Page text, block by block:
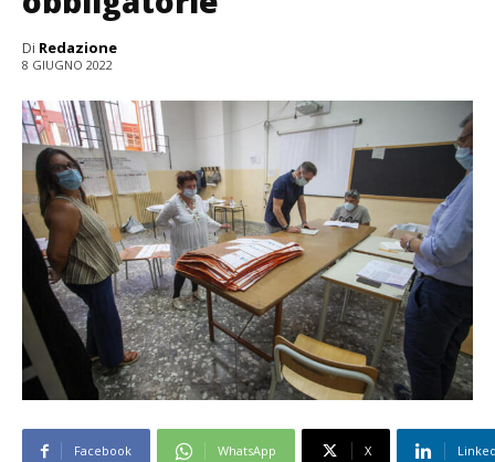
Di Redazione
8 GIUGNO 2022
Facebook WhatsApp X